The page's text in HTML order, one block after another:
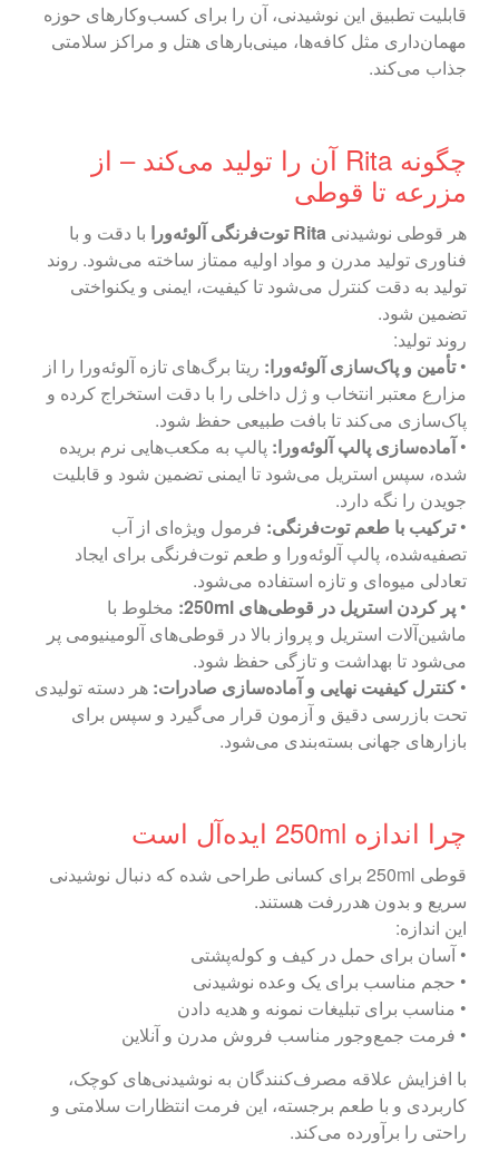
قابلیت تطبیق این نوشیدنی، آن را برای کسب‌وکارهای حوزه
مهمان‌داری مثل کافه‌ها، مینی‌بارهای هتل و مراکز سلامتی
جذاب می‌کند.
چگونه Rita آن را تولید می‌کند – از
مزرعه تا قوطی
هر قوطی نوشیدنی Rita توت‌فرنگی آلوئه‌ورا
با دقت و با
فناوری تولید مدرن و مواد اولیه ممتاز ساخته می‌شود. روند
تولید به دقت کنترل می‌شود تا کیفیت، ایمنی و یکنواختی
تضمین شود.
روند تولید:
•تأمین و پاک‌سازی آلوئه‌ورا: ریتا برگ‌های تازه آلوئه‌ورا را از
مزارع معتبر انتخاب و ژل داخلی را با دقت استخراج کرده و
پاک‌سازی می‌کند تا بافت طبیعی حفظ شود.
•آماده‌سازی پالپ آلوئه‌ورا: پالپ به مکعب‌هایی نرم بریده
شده، سپس استریل می‌شود تا ایمنی تضمین شود و قابلیت
جویدن را نگه دارد.
•ترکیب با طعم توت‌فرنگی: فرمول ویژه‌ای از آب
تصفیه‌شده، پالپ آلوئه‌ورا و طعم توت‌فرنگی برای ایجاد
تعادلی میوه‌ای و تازه استفاده می‌شود.
• پر کردن استریل در قوطی‌های 250ml:
مخلوط با
ماشین‌آلات استریل و پرواز بالا در قوطی‌های آلومینیومی پر
می‌شود تا بهداشت و تازگی حفظ شود.
•کنترل کیفیت نهایی و آماده‌سازی صادرات: هر دسته تولیدی
تحت بازرسی دقیق و آزمون قرار می‌گیرد و سپس برای
بازارهای جهانی بسته‌بندی می‌شود.
چرا اندازه 250ml ایده‌آل است
قوطی 250ml برای کسانی طراحی شده که دنبال نوشیدنی‌
سریع و بدون هدررفت هستند.
این اندازه:
• آسان برای حمل در کیف و کوله‌پشتی
• حجم مناسب برای یک وعده نوشیدنی
• مناسب برای تبلیغات نمونه و هدیه‌ دادن
• فرمت جمع‌وجور مناسب فروش مدرن و آنلاین
با افزایش علاقه مصرف‌کنندگان به نوشیدنی‌های کوچک،
کاربردی و با طعم برجسته، این فرمت انتظارات سلامتی و
راحتی را برآورده می‌کند.